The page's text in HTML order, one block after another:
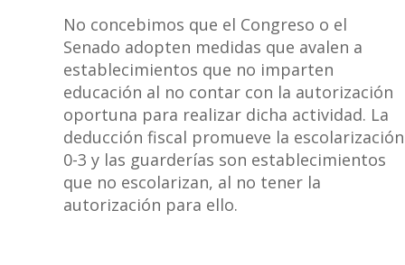
No concebimos que el Congreso o el
Senado adopten medidas que avalen a
establecimientos que no imparten
educación al no contar con la autorización
oportuna para realizar dicha actividad. La
deducción fiscal promueve la escolarización
0-3 y las guarderías son establecimientos
que no escolarizan, al no tener la
autorización para ello.